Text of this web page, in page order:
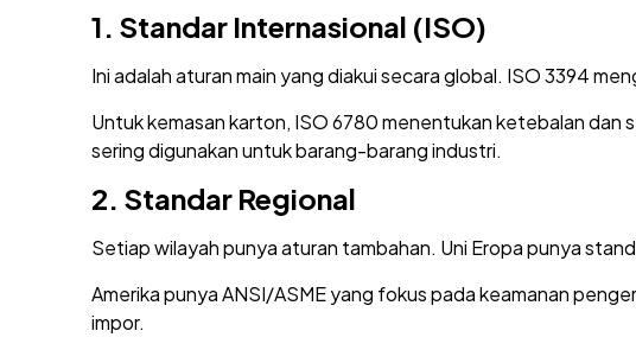
1. Standar Internasional (ISO)
Ini adalah aturan main yang diakui secara global. ISO 3394
Untuk kemasan karton, ISO 6780 menentukan ketebalan dan
sering digunakan untuk barang-barang industri.
2. Standar Regional
Setiap wilayah punya aturan tambahan. Uni Eropa punya
Amerika punya ANSI/ASME yang fokus pada keamanan
impor.